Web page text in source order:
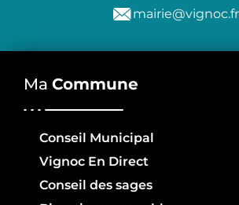
mairie@vignoc.fr
Ma Commune
Conseil Municipal
Vignoc En Direct
Conseil des sages